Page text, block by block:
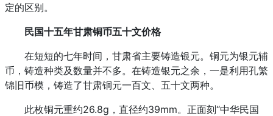
定的区别。
民国十五年甘肃铜币五十文价格
在短短的七年时间，甘肃省主要铸造银元。铜元为银元辅
币，铸造种类及数量并不多。在铸造银元之余，一是利用孔繁
锦旧币模，铸造了甘肃铜元一百文、五十文两种。
此枚铜元重约26.8g，直径约39mm。正面刻“中华民国